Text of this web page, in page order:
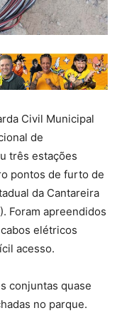
Civil Municipal
de
três estações
pontos de furto de
da Cantareira
Foram apreendidos
elétricos
acesso.
conjuntas quase
no parque.